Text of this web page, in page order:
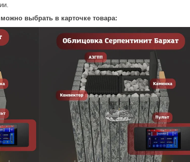
выбрать в карточке товара: